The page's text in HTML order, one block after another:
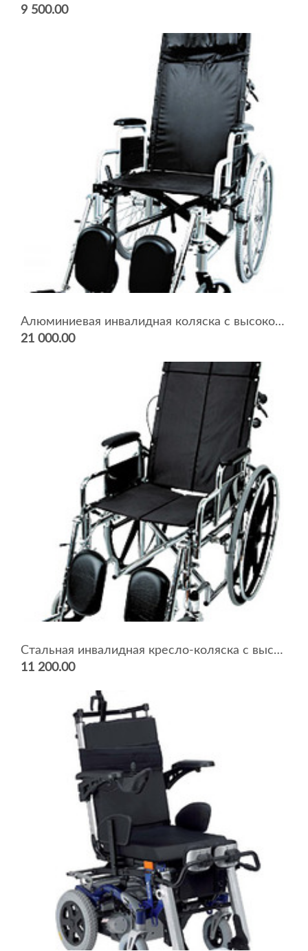
9 500.00
Алюминиевая инвалидная коляска с высокой спинкой 4318А0604SP
21 000.00
Стальная инвалидная кресло-коляска с высокой спинкой 4318C0304
11 200.00